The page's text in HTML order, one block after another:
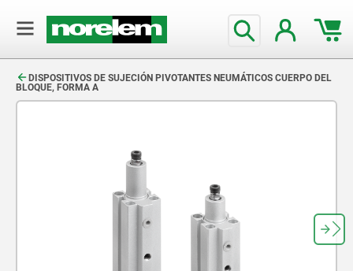
DISPOSITIVOS DE SUJECIÓN PIVOTANTES NEUMÁTICOS CUERPO DEL
BLOQUE, FORMA A